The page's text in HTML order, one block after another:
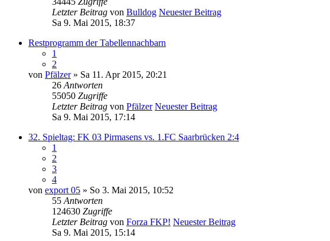
Letzter Beitrag von Bulldog Neuester Beitrag
Sa 9. Mai 2015, 18:37
Restprogramm der Tabellennachbarn
1
2
von Pfälzer» Sa 11. Apr 2015, 20:21
26 Antworten
55050 Zugriffe
Letzter Beitrag von Pfälzer Neuester Beitrag
Sa 9. Mai 2015, 17:14
32. Spieltag: FK 03 Pirmasens vs. 1.FC Saarbrücken 2:4
1
2
3
4
von export 05 » So 3. Mai 2015, 10:52
55 Antworten
124630 Zugriffe
Letzter Beitrag von Forza FKP! Neuester Beitrag
Sa 9. Mai 2015, 15:14